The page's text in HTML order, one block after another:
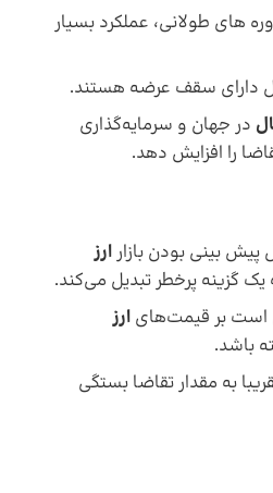
های طولانی، عملکرد بسیار
دارای سقف عرضه هستند.
در جهان و سرمایه‌گذاری
را افزایش دهد.
بینی بودن بازار ارز
یک گزینه پرخطر تبدیل می‌کند.
است بر قیمت‌های ارز
باشد.
به مقدار تقاضا بستگی